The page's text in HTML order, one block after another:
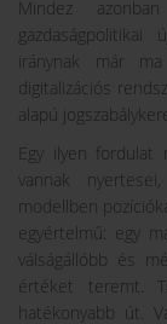
Mindez
iránynak már
digitalizációs
alapú
Egy ilyen fordulat
vannak
modellben
egyértelmű: egy
válságállóbb és
értéket teremt.
hatékonyabb út.